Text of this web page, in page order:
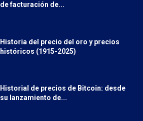
de facturación de...
Historia del precio del oro y precios
históricos (1915-2025)
Historial de precios de Bitcoin: desde
su lanzamiento de...